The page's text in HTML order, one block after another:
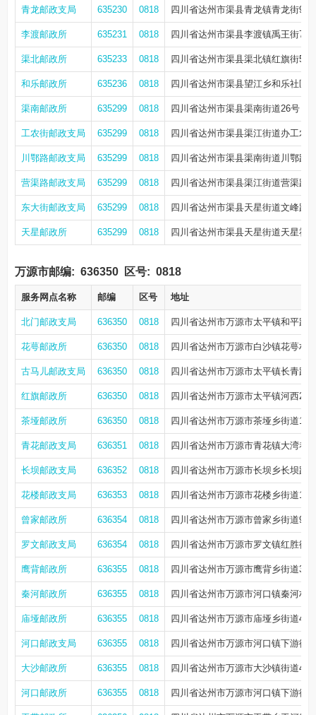
青龙邮政支局 635230 0818 四川省达州市渠县青龙镇青龙街93
李渡邮政所 635231 0818 四川省达州市渠县李渡镇禹王街72
渠北邮政所 635233 0818 四川省达州市渠县渠北镇红旗街5号
和乐邮政所 635236 0818 四川省达州市渠县望江乡和乐社区
渠南邮政所 635299 0818 四川省达州市渠县渠南街道26号
工农街邮政支局 635299 0818 四川省达州市渠县渠江街道办工农
川鄂路邮政支局 635299 0818 四川省达州市渠县渠南街道川鄂路
营渠路邮政支局 635299 0818 四川省达州市渠县渠江街道营渠路
东大街邮政支局 635299 0818 四川省达州市渠县天星街道文峰路
天星邮政所 635299 0818 四川省达州市渠县天星街道天星社
万源市邮编: 636350 区号: 0818
服务网点名称 邮编 区号 地址
北门邮政支局 636350 0818 四川省达州市万源市太平镇和平路
花萼邮政所 636350 0818 四川省达州市万源市白沙镇花萼村4
古马儿邮政支局 636350 0818 四川省达州市万源市太平镇长青路
红旗邮政所 636350 0818 四川省达州市万源市太平镇河西24
茶垭邮政所 636350 0818 四川省达州市万源市茶垭乡街道13
青花邮政支局 636351 0818 四川省达州市万源市青花镇大湾巷
长坝邮政支局 636352 0818 四川省达州市万源市长坝乡长坝路
花楼邮政支局 636353 0818 四川省达州市万源市花楼乡街道12
曾家邮政所 636354 0818 四川省达州市万源市曾家乡街道94
罗文邮政支局 636354 0818 四川省达州市万源市罗文镇红胜街2
鹰背邮政所 636355 0818 四川省达州市万源市鹰背乡街道36
秦河邮政所 636355 0818 四川省达州市万源市河口镇秦河村
庙垭邮政所 636355 0818 四川省达州市万源市庙垭乡街道46
河口邮政支局 636355 0818 四川省达州市万源市河口镇下游街1
大沙邮政所 636355 0818 四川省达州市万源市大沙镇街道45
河口邮政所 636355 0818 四川省达州市万源市河口镇下游街